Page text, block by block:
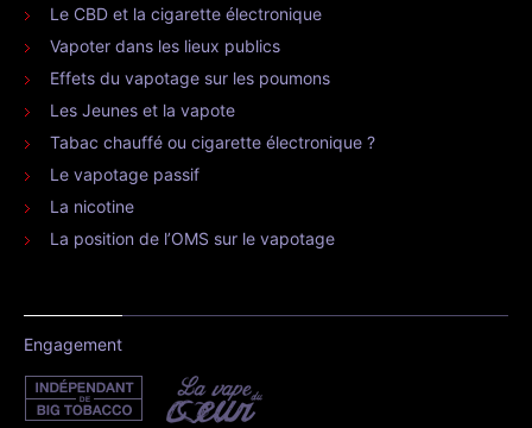
Le CBD et la cigarette électronique
Vapoter dans les lieux publics
Effets du vapotage sur les poumons
Les Jeunes et la vapote
Tabac chauffé ou cigarette électronique ?
Le vapotage passif
La nicotine
La position de l’OMS sur le vapotage
Engagement